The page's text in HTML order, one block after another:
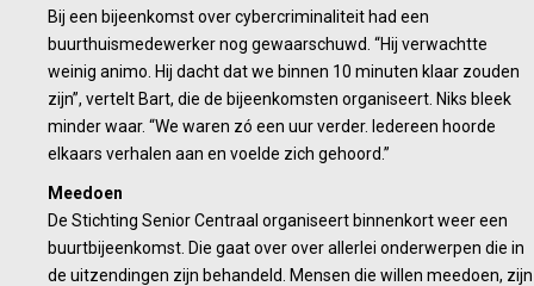
Bij een bijeenkomst over cybercriminaliteit had een
buurthuismedewerker nog gewaarschuwd. “Hij verwachtte
weinig animo. Hij dacht dat we binnen 10 minuten klaar zouden
zijn”, vertelt Bart, die de bijeenkomsten organiseert. Niks bleek
minder waar. “We waren zó een uur verder. Iedereen hoorde
elkaars verhalen aan en voelde zich gehoord.”
Meedoen
De Stichting Senior Centraal organiseert binnenkort weer een
buurtbijeenkomst. Die gaat over over allerlei onderwerpen die in
de uitzendingen zijn behandeld. Mensen die willen meedoen, zijn